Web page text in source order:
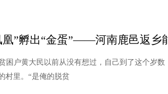
凰”孵出“金蛋”——河南鹿邑返乡
困户黄大民以前从没有想过，自己到了这个岁
村里。“是俺的脱贫